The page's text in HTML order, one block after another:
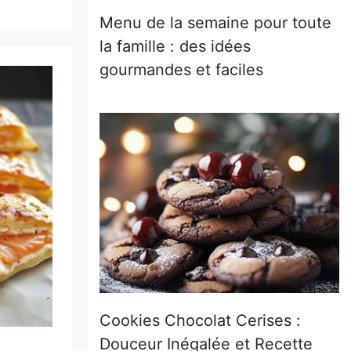
Menu de la semaine pour toute
la famille : des idées
gourmandes et faciles
Cookies Chocolat Cerises :
Douceur Inégalée et Recette